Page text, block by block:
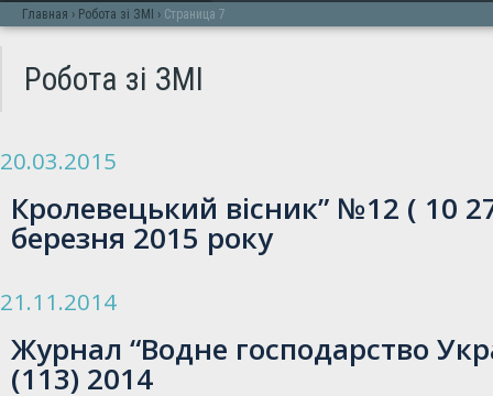
Главная › Робота зі ЗМІ › Страница 7
Робота зі ЗМІ
20.03.2015
Кролевецький вісник” №12 ( 10
березня 2015 року
21.11.2014
Журнал “Водне господарство
(113) 2014